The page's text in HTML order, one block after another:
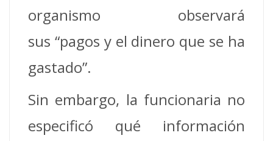
organismo observará
sus “pagos y el dinero que se ha
gastado”.
Sin embargo, la funcionaria no
especificó qué información